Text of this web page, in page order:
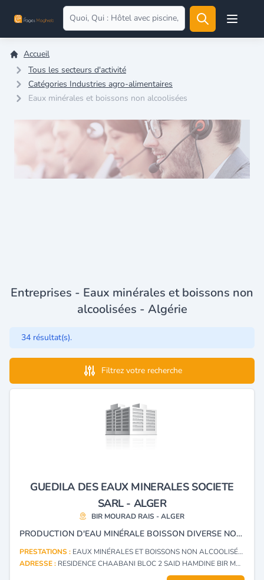
Open
Accueil
Tous les secteurs d'activité
Catégories Industries agro-alimentaires
Eaux minérales et boissons non alcoolisées
Entreprises - Eaux minérales et boissons non
alcoolisées - Algérie
34 résultat(s).
Filtrez votre recherche
GUEDILA DES EAUX MINERALES SOCIETE
SARL - ALGER
BIR MOURAD RAIS - ALGER
PRODUCTION D'EAU MINÉRALE BOISSON DIVERSE NON ALCOOLISÉE
PRESTATIONS : EAUX MINÉRALES ET BOISSONS NON ALCOOLISÉES
ADRESSE : RESIDENCE CHAABANI BLOC 2 SAID HAMDINE BIR MOURAD RAIS - ALGER